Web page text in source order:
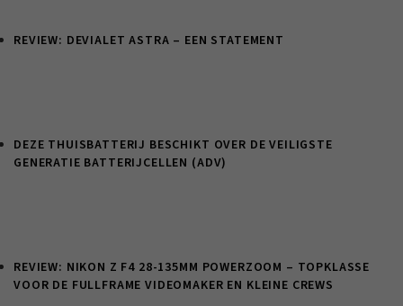
REVIEW: DEVIALET ASTRA – EEN STATEMENT
DEZE THUISBATTERIJ BESCHIKT OVER DE VEILIGSTE
GENERATIE BATTERIJCELLEN (ADV)
REVIEW: NIKON Z F4 28-135MM POWERZOOM – TOPKLASSE
VOOR DE FULLFRAME VIDEOMAKER EN KLEINE CREWS